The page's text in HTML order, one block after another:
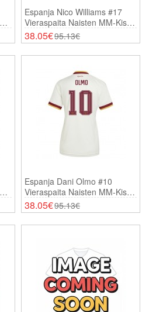
Espanja Nico Williams #17
Vieraspaita Naisten MM-Kisat
2026 Lyhythihainen
38.05€95.13€
Espanja Dani Olmo #10
Vieraspaita Naisten MM-Kisat
2026 Lyhythihainen
38.05€95.13€